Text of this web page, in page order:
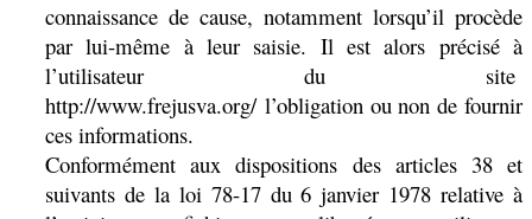
connaissance de cause, notamment lorsqu’il procède
par lui-même à leur saisie. Il est alors précisé à
l’utilisateur du site
http://www.frejusva.org/ l’obligation ou non de fournir
ces informations.
Conformément aux dispositions des articles 38 et
suivants de la loi 78-17 du 6 janvier 1978 relative à